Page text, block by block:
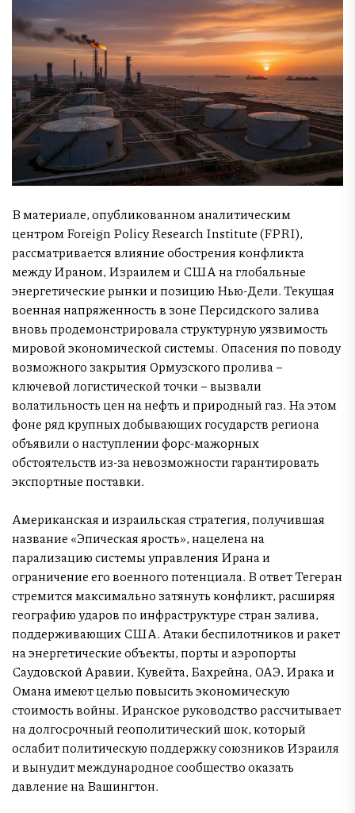
В материале, опубликованном аналитическим
центром Foreign Policy Research Institute (FPRI),
рассматривается влияние обострения конфликта
между Ираном, Израилем и США на глобальные
энергетические рынки и позицию Нью-Дели. Текущая
военная напряженность в зоне Персидского залива
вновь продемонстрировала структурную уязвимость
мировой экономической системы. Опасения по поводу
возможного закрытия Ормузского пролива –
ключевой логистической точки – вызвали
волатильность цен на нефть и природный газ. На этом
фоне ряд крупных добывающих государств региона
объявили о наступлении форс-мажорных
обстоятельств из-за невозможности гарантировать
экспортные поставки.
Американская и израильская стратегия, получившая
название «Эпическая ярость», нацелена на
парализацию системы управления Ирана и
ограничение его военного потенциала. В ответ Тегеран
стремится максимально затянуть конфликт, расширяя
географию ударов по инфраструктуре стран залива,
поддерживающих США. Атаки беспилотников и ракет
на энергетические объекты, порты и аэропорты
Саудовской Аравии, Кувейта, Бахрейна, ОАЭ, Ирака и
Омана имеют целью повысить экономическую
стоимость войны. Иранское руководство рассчитывает
на долгосрочный геополитический шок, который
ослабит политическую поддержку союзников Израиля
и вынудит международное сообщество оказать
давление на Вашингтон.